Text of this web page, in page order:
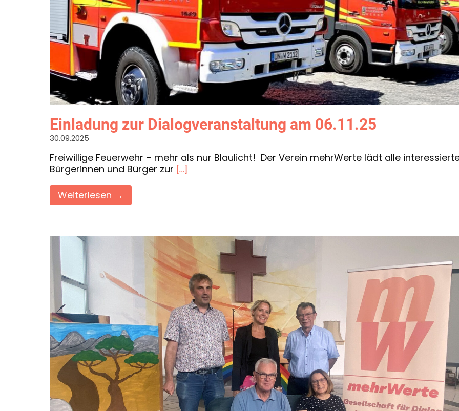
Einladung zur Dialogveranstaltung am 06.11.25
30.09.2025
Freiwillige Feuerwehr – mehr als nur Blaulicht! Der Verein mehrWerte lädt alle
Bürgerinnen und Bürger zur […]
Weiterlesen →